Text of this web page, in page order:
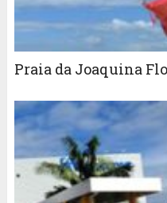
Praia da Joaquina